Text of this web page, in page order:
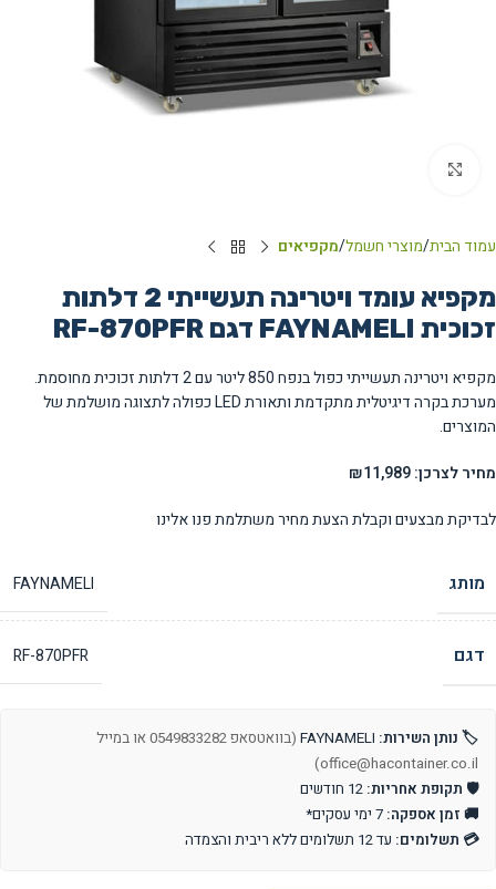
עמוד הבית מוצרי חשמל מקפיאים
מקפיא עומד ויטרינה תעשייתי 2 דלתות
זכוכית FAYNAMELI דגם RF-870PFR
מקפיא ויטרינה תעשייתי כפול בנפח 850 ליטר עם 2 דלתות זכוכית מחוסמת.
מערכת בקרה דיגיטלית מתקדמת ותאורת LED כפולה לתצוגה מושלמת של
המוצרים.
מחיר לצרכן: ₪11,989
לבדיקת מבצעים וקבלת הצעת מחיר משתלמת פנו אלינו
מותג FAYNAMELI
דגם RF-870PFR
🏷️ נותן השירות:
(בוואטסאפ 0549833282 או במייל
office@hacontainer.co.il)
🛡️ תקופת אחריות:
🚚 זמן אספקה:
💳 תשלומים: עד 12 תשלומים ללא ריבית והצמדה